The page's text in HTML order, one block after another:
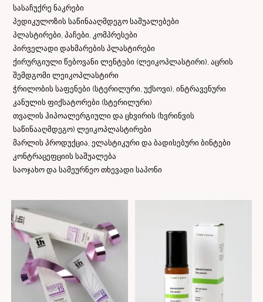
სასაჩუქრე ნაკრები
პედიკულოზის საწინააღმდეგო საშუალებები
პლასტირები, პაჩები, კომპრესები
პირველადი დახმარების პლასტირები
ქირურგიული წებოვანი ლენტები (ლეიკოპლასტირი), აცრის
შემდგომი ლეიკოპლასტირი
ჭრილობის საფენები (სტერილური, უქსოვი), ინტრავენური
კანულის ფიქსატორები (სტერილური)
თვალის ჰიპოალერგიული და ცხვირის (ხვრინვის
საწინააღმდეგო) ლეიკოპლასტირები
მარლის პროდუქცია, ელასტიკური და ბადისებური ბინტები
კონტრაცეფციის საშუალება
საოჯახო და სამეურნეო თხევადი საპონი